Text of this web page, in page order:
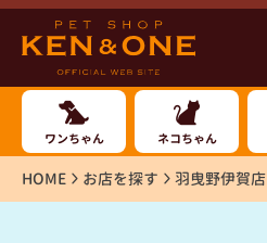
ワンちゃん ネコちゃん
HOME お店を探す 羽曳野伊賀店